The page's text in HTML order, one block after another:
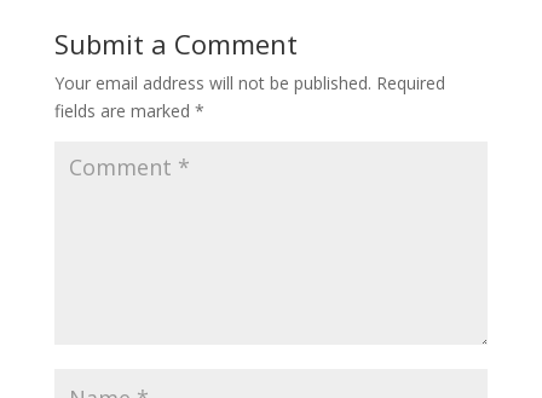
Submit a Comment
Your email address will not be published. Required
fields are marked *